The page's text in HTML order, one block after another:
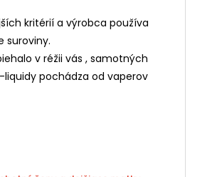
kritérií a výrobca používa
suroviny.
v réžii vás , samotných
pochádza od vaperov